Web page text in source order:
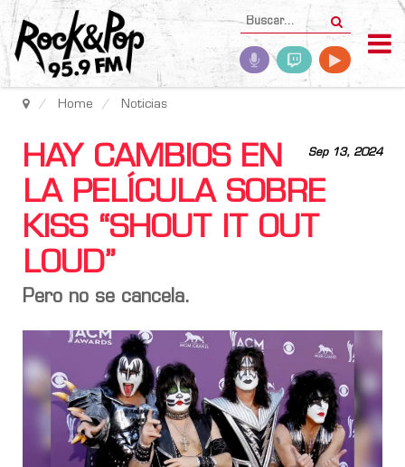
Home Noticias
Sep 13, 2024
HAY CAMBIOS EN
LA PELÍCULA SOBRE
KISS “SHOUT IT OUT
LOUD”
Pero no se cancela.